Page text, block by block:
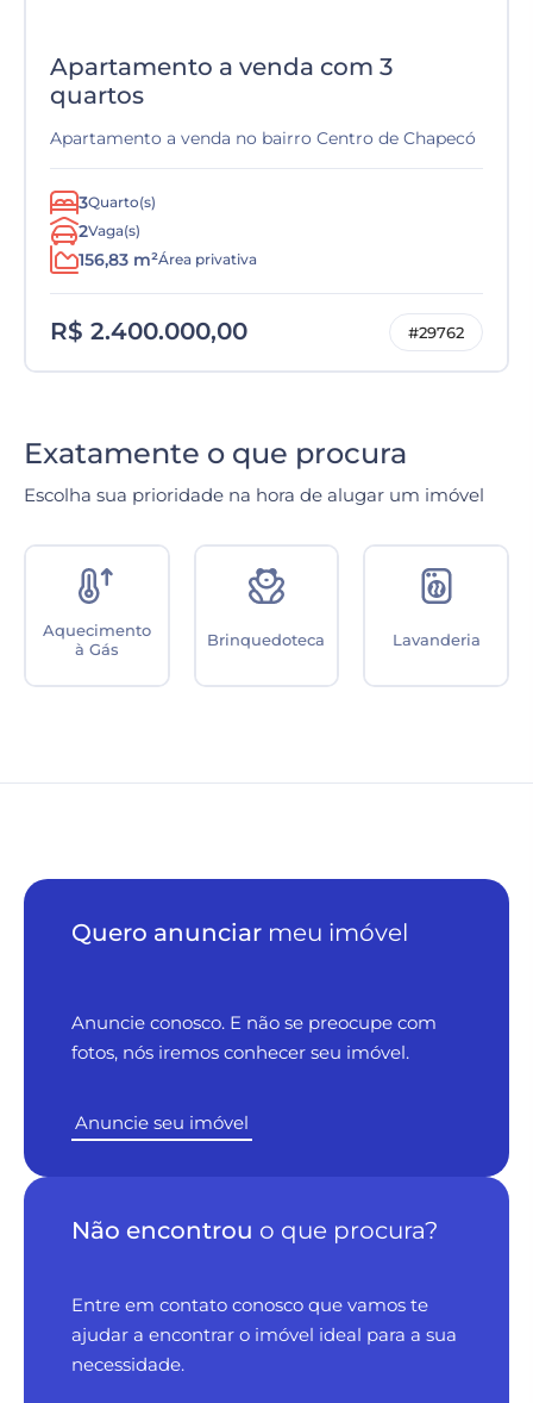
Apartamento a venda com 3
quartos
Apartamento a venda no bairro Centro de Chapecó
3Quarto(s)
2Vaga(s)
156,83 m²Área privativa
R$ 2.400.000,00 #29762
Exatamente o que procura
Escolha sua prioridade na hora de alugar um imóvel
Playground Terraço Estacionamento
Quero anunciar meu imóvel
Anuncie conosco. E não se preocupe com
fotos, nós iremos conhecer seu imóvel.
Anuncie seu imóvel
Não encontrou o que procura?
Entre em contato conosco que vamos te
ajudar a encontrar o imóvel ideal para a sua
necessidade.